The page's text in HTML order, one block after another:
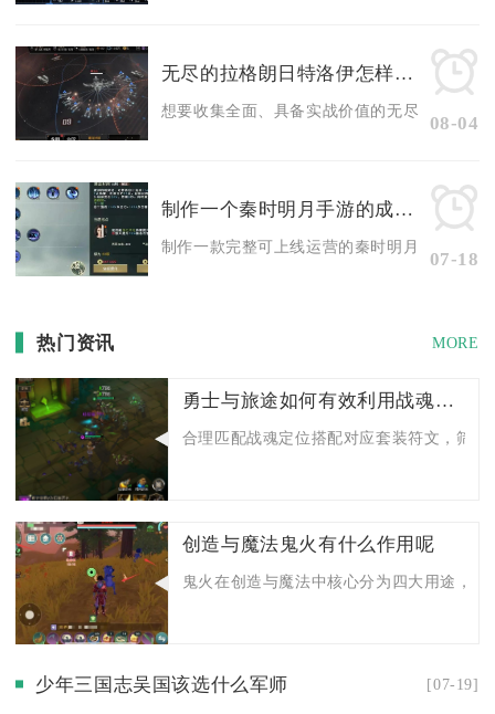
无尽的拉格朗日特洛伊怎样才能获得更多
想要收集全面、具备实战价值的无尽的拉格朗
08-04
制作一个秦时明月手游的成本有多高
制作一款完整可上线运营的秦时明月正版卡牌
07-18
热门资讯 MORE
勇士与旅途如何有效利用战魂符文激发勇士的力量
合理匹配战魂定位搭配对应套装符文，筛
创造与魔法鬼火有什么作用呢
鬼火在创造与魔法中核心分为四大用途，
少年三国志吴国该选什么军师 [07-19]